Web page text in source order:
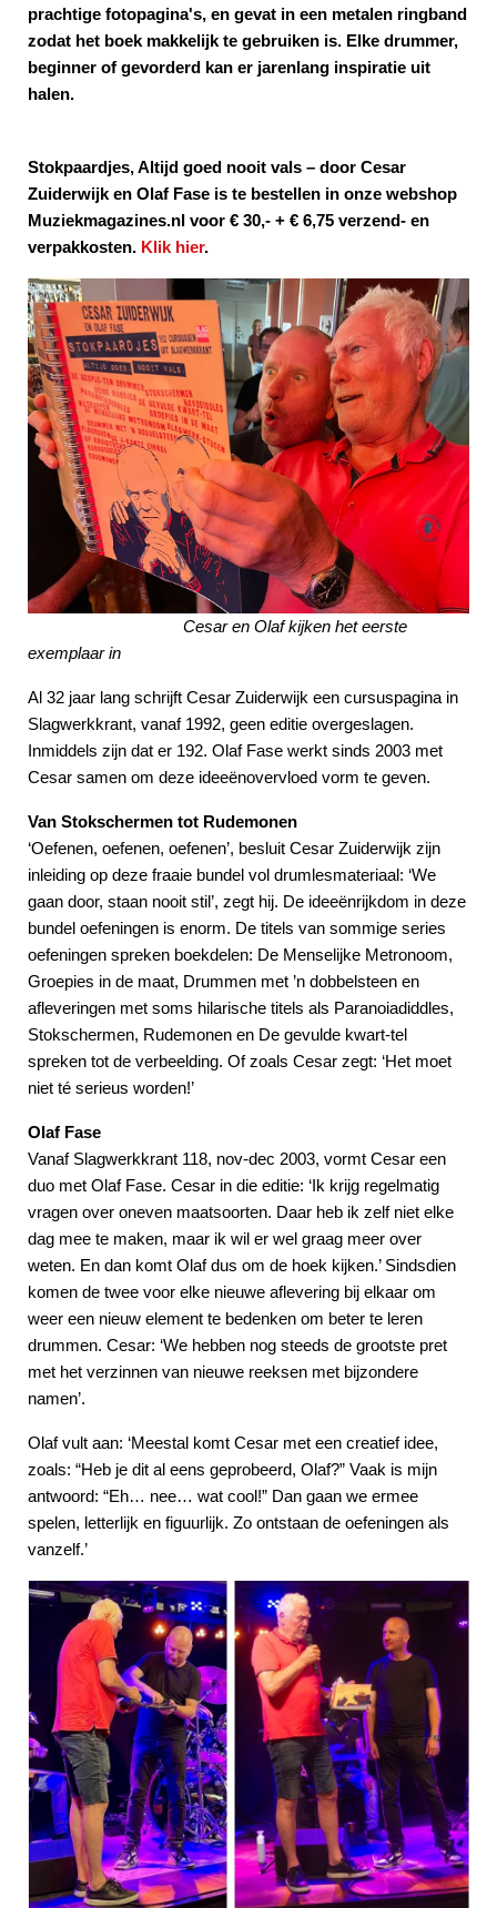
prachtige fotopagina's, en gevat in een metalen ringband
zodat het boek makkelijk te gebruiken is. Elke drummer,
beginner of gevorderd kan er jarenlang inspiratie uit
halen.
Stokpaardjes, Altijd goed nooit vals – door Cesar
Zuiderwijk en Olaf Fase is te bestellen in onze webshop
Muziekmagazines.nl voor € 30,- + € 6,75 verzend- en
verpakkosten. Klik hier.
Cesar en Olaf kijken het eerste
exemplaar in
Al 32 jaar lang schrijft Cesar Zuiderwijk een cursuspagina in
Slagwerkkrant, vanaf 1992, geen editie overgeslagen.
Inmiddels zijn dat er 192. Olaf Fase werkt sinds 2003 met
Cesar samen om deze ideeënovervloed vorm te geven.
Van Stokschermen tot Rudemonen
‘Oefenen, oefenen, oefenen’, besluit Cesar Zuiderwijk zijn
inleiding op deze fraaie bundel vol drumlesmateriaal: ‘We
gaan door, staan nooit stil’, zegt hij. De ideeënrijkdom in deze
bundel oefeningen is enorm. De titels van sommige series
oefeningen spreken boekdelen: De Menselijke Metronoom,
Groepies in de maat, Drummen met ’n dobbelsteen en
afleveringen met soms hilarische titels als Paranoiadiddles,
Stokschermen, Rudemonen en De gevulde kwart-tel
spreken tot de verbeelding. Of zoals Cesar zegt: ‘Het moet
niet té serieus worden!’
Olaf Fase
Vanaf Slagwerkkrant 118, nov-dec 2003, vormt Cesar een
duo met Olaf Fase. Cesar in die editie: ‘Ik krijg regelmatig
vragen over oneven maatsoorten. Daar heb ik zelf niet elke
dag mee te maken, maar ik wil er wel graag meer over
weten. En dan komt Olaf dus om de hoek kijken.’ Sindsdien
komen de twee voor elke nieuwe aflevering bij elkaar om
weer een nieuw element te bedenken om beter te leren
drummen. Cesar: ‘We hebben nog steeds de grootste pret
met het verzinnen van nieuwe reeksen met bijzondere
namen’.
Olaf vult aan: ‘Meestal komt Cesar met een creatief idee,
zoals: “Heb je dit al eens geprobeerd, Olaf?” Vaak is mijn
antwoord: “Eh… nee… wat cool!” Dan gaan we ermee
spelen, letterlijk en figuurlijk. Zo ontstaan de oefeningen als
vanzelf.’